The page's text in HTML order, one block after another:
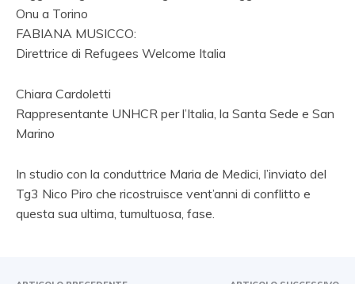
Onu a Torino
FABIANA MUSICCO:
Direttrice di Refugees Welcome Italia
Chiara Cardoletti
Rappresentante UNHCR per l’Italia, la Santa Sede e San
Marino
In studio con la conduttrice Maria de Medici, l’inviato del
Tg3 Nico Piro che ricostruisce vent’anni di conflitto e
questa sua ultima, tumultuosa, fase.